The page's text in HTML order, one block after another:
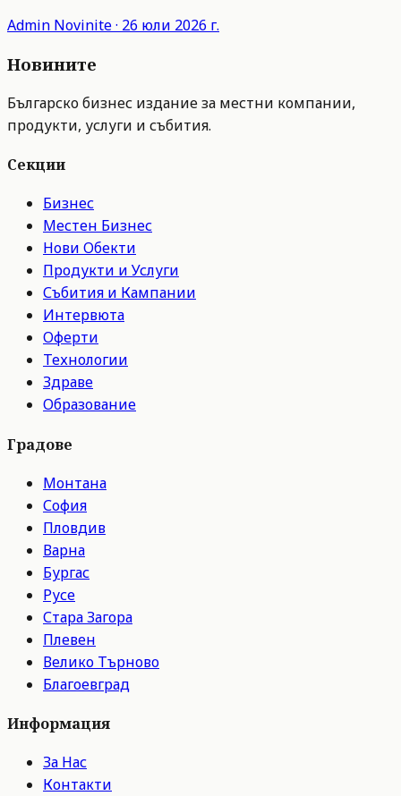
Admin Novinite· 26 юли 2026 г.
Новините
Българско бизнес издание за местни компании,
продукти, услуги и събития.
Секции
Бизнес
Местен Бизнес
Нови Обекти
Продукти и Услуги
Събития и Кампании
Интервюта
Оферти
Технологии
Здраве
Образование
Градове
Монтана
София
Пловдив
Варна
Бургас
Русе
Стара Загора
Плевен
Велико Търново
Благоевград
Информация
За Нас
Контакти